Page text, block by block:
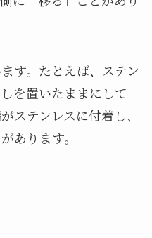
す。たとえば、ステン
を置いたままにして
ステンレスに付着し、
あります。